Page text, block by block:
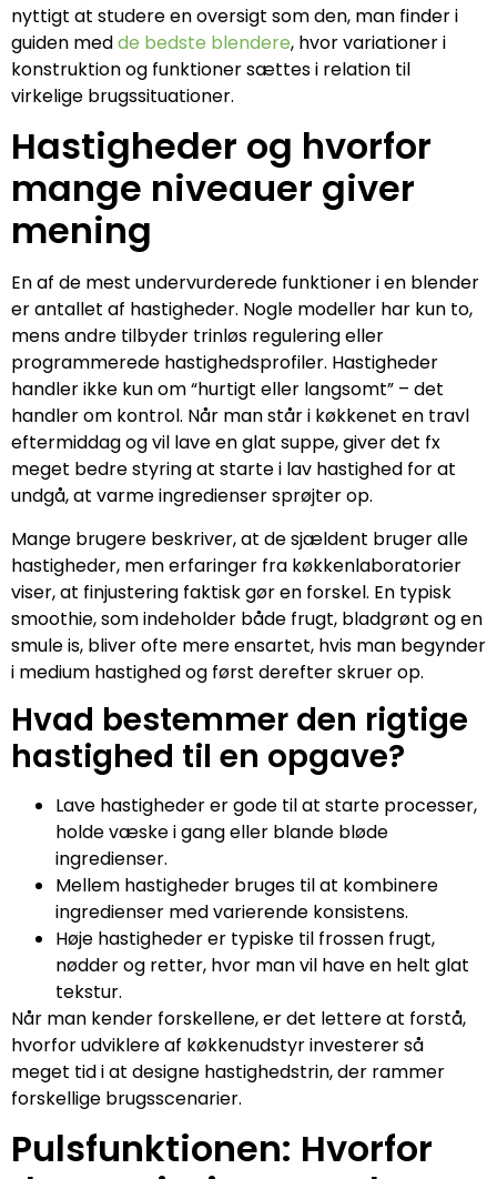
nyttigt at studere en oversigt som den, man finder i
guiden medde bedste blendere, hvor variationer i
konstruktion og funktioner sættes i relation til
virkelige brugssituationer.
Hastigheder og hvorfor
mange niveauer giver
mening
En af de mest undervurderede funktioner i en blender
er antallet af hastigheder. Nogle modeller har kun to,
mens andre tilbyder trinløs regulering eller
programmerede hastighedsprofiler. Hastigheder
handler ikke kun om “hurtigt eller langsomt” – det
handler om kontrol. Når man står i køkkenet en travl
eftermiddag og vil lave en glat suppe, giver det fx
meget bedre styring at starte i lav hastighed for at
undgå, at varme ingredienser sprøjter op.
Mange brugere beskriver, at de sjældent bruger alle
hastigheder, men erfaringer fra køkkenlaboratorier
viser, at finjustering faktisk gør en forskel. En typisk
smoothie, som indeholder både frugt, bladgrønt og en
smule is, bliver ofte mere ensartet, hvis man begynder
i medium hastighed og først derefter skruer op.
Hvad bestemmer den rigtige
hastighed til en opgave?
Lave hastigheder er gode til at starte processer,
holde væske i gang eller blande bløde
ingredienser.
Mellem hastigheder bruges til at kombinere
ingredienser med varierende konsistens.
Høje hastigheder er typiske til frossen frugt,
nødder og retter, hvor man vil have en helt glat
tekstur.
Når man kender forskellene, er det lettere at forstå,
hvorfor udviklere af køkkenudstyr investerer så
meget tid i at designe hastighedstrin, der rammer
forskellige brugsscenarier.
Pulsfunktionen: Hvorfor